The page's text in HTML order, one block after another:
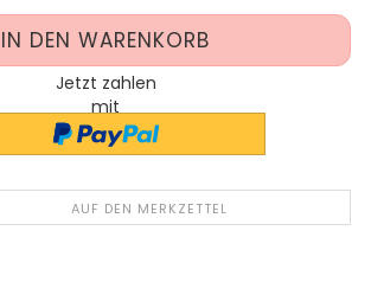
Jetzt zahlen
mit
AUF DEN MERKZETTEL